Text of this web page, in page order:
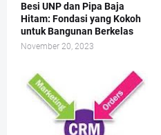
Besi UNP dan Pipa Baja
Hitam: Fondasi yang Kokoh
untuk Bangunan Berkelas
November 20, 2023